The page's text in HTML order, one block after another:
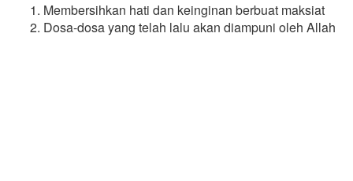
Membersihkan hati dan keinginan berbuat maksiat
Dosa-dosa yang telah lalu akan diampuni oleh Allah